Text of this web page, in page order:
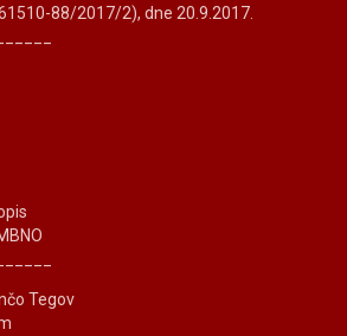
88/2017/2), dne 20.9.2017.
Tegov